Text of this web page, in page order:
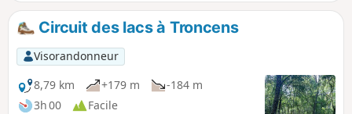
Circuit des lacs à Troncens
Visorandonneur
8,79 km
+179 m
-184 m
3h 00
Facile